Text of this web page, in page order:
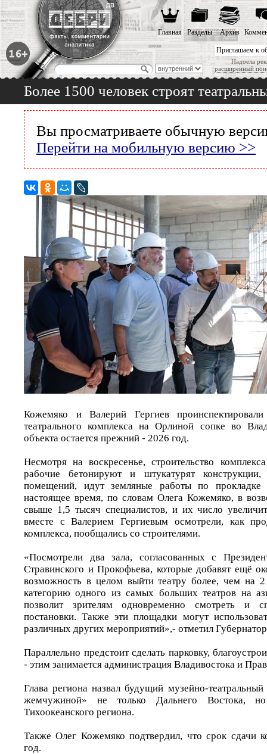
Приглашаем к
Надоела
расширенный
Главная Разделы Архив
Более 1500 человек строят
Вы просматриваете обычную
Перейти на мобильную версию >>
Кожемяко и Валерий Гергиев
театрального комплекса на Орлиной сопке во
объекта остается прежний - 2026 год.
Несмотря на воскресенье, строительство
рабочие бетонируют и штукатурят конструкции,
помещений, идут земляные работы по
настоящее время, по словам Олега Кожемяко, в
свыше 1,5 тысяч специалистов, и их число
вместе с Валерием Гергиевым осмотрели, как
комплекса, пообщались со строителями.
«Посмотрели два зала, согласованных с
Стравинского и Прокофьева, которые добавят ещё
возможность в целом выйти театру более, чем на
категорию одного из самых больших театров на
позволит зрителям одновременно смотреть и
постановки. Также эти площадки могут
различных других мероприятий»,- отметил
Параллельно предстоит сделать парковку,
- этим занимается администрация Владивостока и
Глава региона назвал будущий музейно-
жемчужиной» не только Дальнего Востока,
Тихоокеанского региона.
Также Олег Кожемяко подтвердил, что срок сдачи
год.